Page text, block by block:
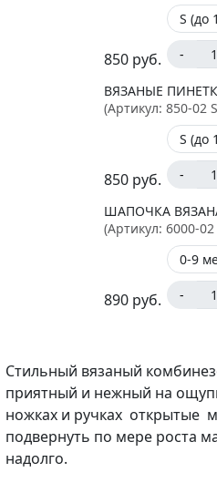
850 руб. -
ВЯЗАНЫЕ
(Артикул: 850-02 S
850 руб. -
ШАПОЧКА
(Артикул: 6000-02
890 руб. -
Стильный вязаный
приятный и нежный на
ножках и ручках открытые
подвернуть по мере роста
надолго.